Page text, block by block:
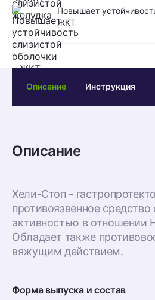
Повышает
ЖКТ
Описание Инструкция
Описание
Хели-Стоп -
противоязвенное
активностью в отношении
Обладает также
вяжущим действием.
Форма выпуска и состав